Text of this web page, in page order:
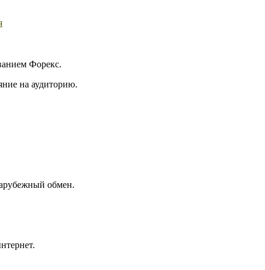
Форекс.
на аудиторию.
обмен.